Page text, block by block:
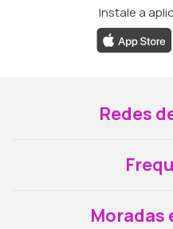
Instale a
Redes
Moradas